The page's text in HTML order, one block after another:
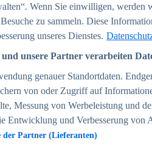
Wenn Sie einwilligen, werden
zu sammeln. Diese
unseres Dienstes.
unsere Partner verarbeiten
genauer Standortdaten.
von oder Zugriff auf
Messung von Werbeleistung und
Entwicklung und Verbesserung von
der Partner (Lieferanten)